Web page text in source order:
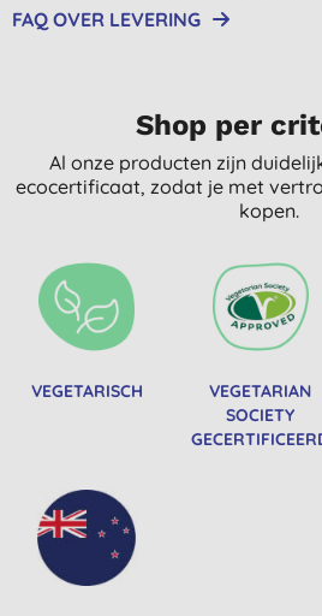
FAQ OVER LEVERING
Shop per
Al onze producten zijn
ecocertificaat, zodat je met
kopen.
VEGETARISCH
VEGETARIAN
SOCIETY